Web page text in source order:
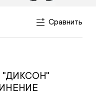
Сравнить
"ДИКСОН"